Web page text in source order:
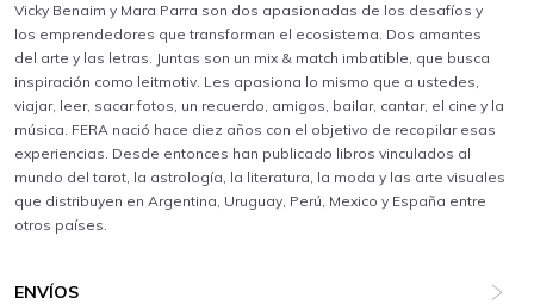
Vicky Benaim y Mara Parra son dos apasionadas de los desafíos y
los emprendedores que transforman el ecosistema. Dos amantes
del arte y las letras. Juntas son un mix & match imbatible, que busca
inspiración como leitmotiv. Les apasiona lo mismo que a ustedes,
viajar, leer, sacar fotos, un recuerdo, amigos, bailar, cantar, el cine y la
música. FERA nació hace diez años con el objetivo de recopilar esas
experiencias. Desde entonces han publicado libros vinculados al
mundo del tarot, la astrología, la literatura, la moda y las arte visuales
que distribuyen en Argentina, Uruguay, Perú, Mexico y España entre
otros países.
ENVÍOS